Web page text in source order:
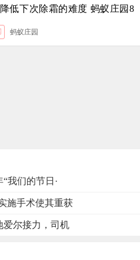
低下次除霜的难度 蚂蚁庄园8
案
蚂蚁庄园
我们的节日·
施手术使其重获
爱尔接力，司机